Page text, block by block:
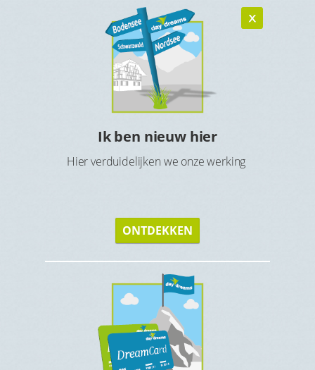
Ik ben nieuw hier
Hier verduidelijken we onze werking
ONTDEKKEN